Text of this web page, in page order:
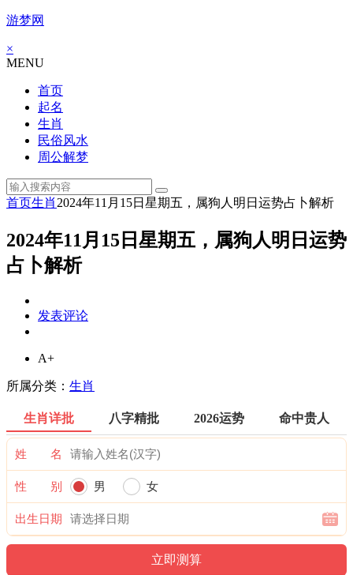
游梦网
×
MENU
首页
起名
生肖
民俗风水
周公解梦
首页生肖 2024年11月15日星期五，属狗人明日运势占卜解析
2024年11月15日星期五，属狗人明日运势
占卜解析
发表评论
A+
所属分类： 生肖
生肖详批 八字精批 2026运势 命中贵人
姓 名
性 别 男 女
出生日期